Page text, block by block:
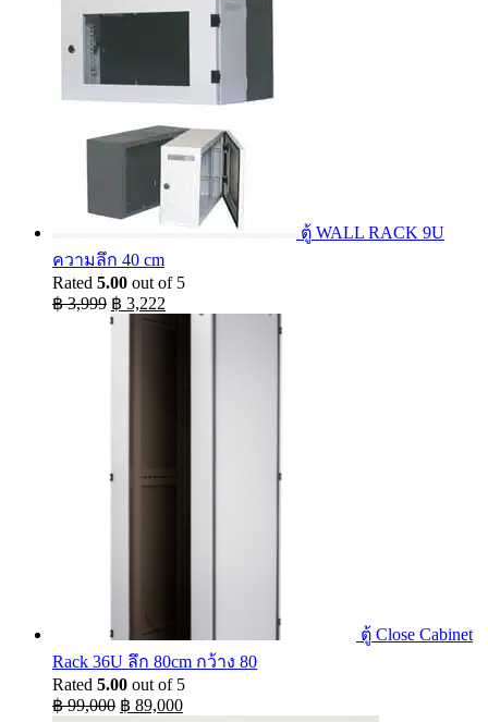
ตู้ WALL RACK 9U
ความลึก 40 cm
Rated 5.00 out of 5
฿3,999 Original
price
฿ 3,222
ตู้ Close Cabinet
Rack 36U ลึก 80cm กว้าง 80
Rated 5.00 out of 5
฿99,000 Original
฿ 89,000Current